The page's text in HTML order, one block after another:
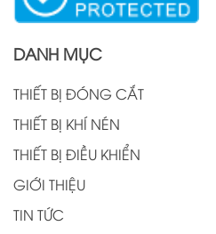
DANH MỤC
THIẾT BỊ ĐÓNG CẮT
THIẾT BỊ KHÍ NÉN
THIẾT BỊ ĐIỀU KHIỂN
GIỚI THIỆU
TIN TỨC